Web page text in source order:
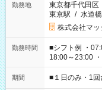
勤務地
東京都千代田区
東京駅 / 水道
株式会社マッ
勤務時間
■シフト例 ・
18:00～23:00
etc ★最短で3時間で5,120円のお仕事から 15時間で2万円近く稼
げるお仕事も！ ご希望のお時間に合わせてご紹介！ ※シフトは
期間 ■１日のみ・1回